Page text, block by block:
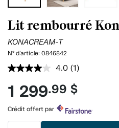
Lit rembourré
KONACREAM-T
N° d'article: 0846842
4.0 Lire
commentaire.
Lien
la
même
(1)
1 299.99 $
Crédit offert par